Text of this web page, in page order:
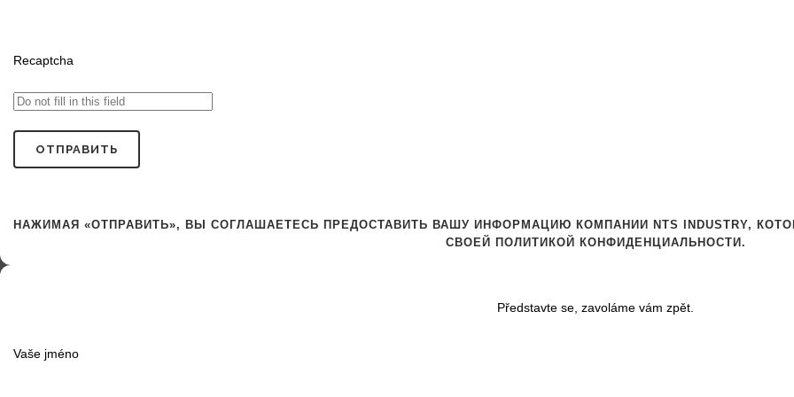
Recaptcha
НАЖИМАЯ «ОТПРАВИТЬ», ВЫ СОГЛАШАЕТЕСЬ ПРЕДОСТАВИТЬ ВАШУ ИНФОРМАЦИЮ КОМПАНИИ NTS INDUSTRY,
СВОЕЙ
ПОЛИТИКОЙ КОНФИДЕНЦИАЛЬНОСТИ .
Představte se, zavoláme vám zpět.
Vaše jméno